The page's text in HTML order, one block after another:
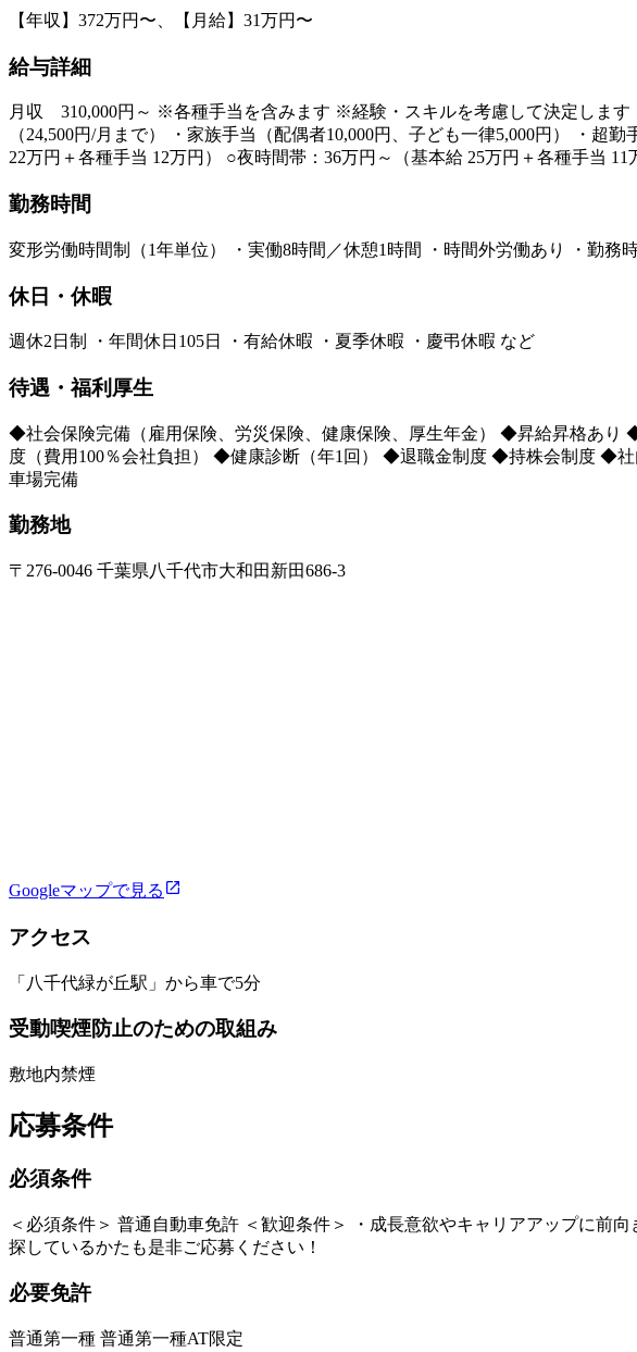
【年収】372万円〜、【月給】31万円〜
給与詳細
月収 310,000円～ ※各種手当を含みます ※経験・スキルを考慮して決定します
（24,500円/月まで） ・家族手当（配偶者10,000円、子ども一律5,000円） ・
22万円＋各種手当 12万円） ○夜時間帯：36万円～（基本給 25万円＋各種手当 11
勤務時間
変形労働時間制（1年単位） ・実働8時間／休憩1時間 ・時間外労働あり ・勤務
休日・休暇
週休2日制 ・年間休日105日 ・有給休暇 ・夏季休暇 ・慶弔休暇 など
待遇・福利厚生
◆社会保険完備（雇用保険、労災保険、健康保険、厚生年金） ◆昇給昇格あり
度（費用100％会社負担） ◆健康診断（年1回） ◆退職金制度 ◆持株会制度
車場完備
勤務地
〒276-0046 千葉県八千代市大和田新田686-3
Googleマップで見る
アクセス
「八千代緑が丘駅」から車で5分
受動喫煙防止のための取組み
敷地内禁煙
応募条件
必須条件
＜必須条件＞ 普通自動車免許 ＜歓迎条件＞ ・成長意欲やキャリアアップに前
探しているかたも是非ご応募ください！
必要免許
普通第一種 普通第一種AT限定